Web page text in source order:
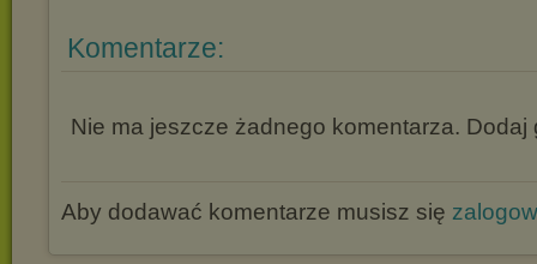
Komentarze:
Nie ma jeszcze żadnego komentarza. Dodaj
Aby dodawać komentarze musisz się